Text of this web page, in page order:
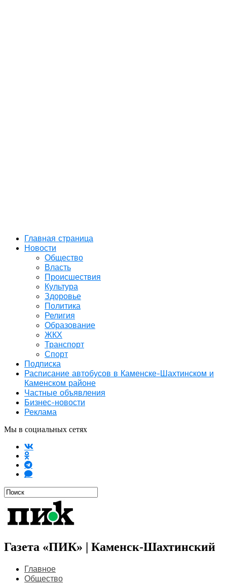
Главная страница
Новости
Общество
Власть
Происшествия
Культура
Здоровье
Политика
Религия
Образование
ЖКХ
Транспорт
Спорт
Подписка
Расписание автобусов в Каменске-Шахтинском и
Каменском районе
Частные объявления
Бизнес-новости
Реклама
Мы в социальных сетях
Газета «ПИК» | Каменск-Шахтинский
Главное
Общество